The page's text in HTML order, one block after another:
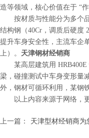
造等领域，核心价值在于 “
按材质与性能分为多个
结构钢（40Cr，调质后硬度
提升车身安全性，主流车企
上）。 天津钢材经销商
某高层建筑用
梁，碰撞测试中车身变形量
外，钢材可循环利用，某钢
以上内容来源于网络，
上一篇： 天津型材经销商为